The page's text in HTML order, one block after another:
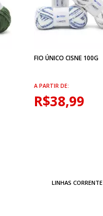
FIO ÚNICO CISNE 100G
A PARTIR DE:
R$38,99
LINHAS CORRENTE